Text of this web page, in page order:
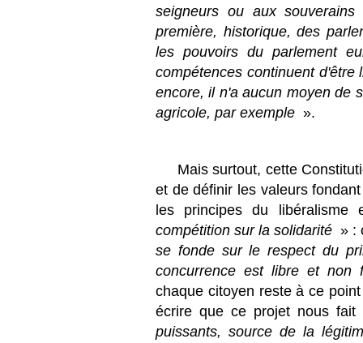
seigneurs ou aux
première, historique, des
les pouvoirs du parlement
compétences continuent d'être
encore, il n'a aucun moyen de
agricole, par exemple ».
Mais surtout, cette
et de définir les valeurs
les principes du
compétition sur la solidarité » :
se fonde sur le respect du
concurrence est libre et non
chaque citoyen reste à ce
écrire que ce projet nous
puissants, source de la